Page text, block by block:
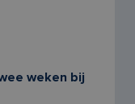
weken bij